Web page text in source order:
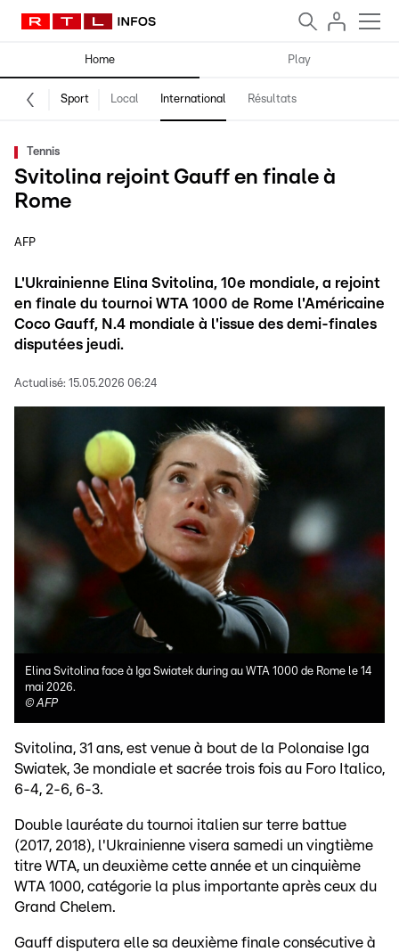
Home Play
Sport Local International Résultats
Tennis
Svitolina rejoint Gauff en finale à
Rome
AFP
L'Ukrainienne Elina Svitolina, 10e mondiale, a rejoint
en finale du tournoi WTA 1000 de Rome l'Américaine
Coco Gauff, N.4 mondiale à l'issue des demi-finales
disputées jeudi.
Actualisé: 15.05.2026 06:24
Elina Svitolina face à Iga Swiatek during au WTA 1000 de Rome le 14
mai 2026.
©AFP
Svitolina, 31 ans, est venue à bout de la Polonaise Iga
Swiatek, 3e mondiale et sacrée trois fois au Foro Italico,
6-4, 2-6, 6-3.
Double lauréate du tournoi italien sur terre battue
(2017, 2018), l'Ukrainienne visera samedi un vingtième
titre WTA, un deuxième cette année et un cinquième
WTA 1000, catégorie la plus importante après ceux du
Grand Chelem.
Gauff disputera elle sa deuxième finale consécutive à